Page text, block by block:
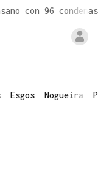
con 96 condenas
Esgos Nogueira